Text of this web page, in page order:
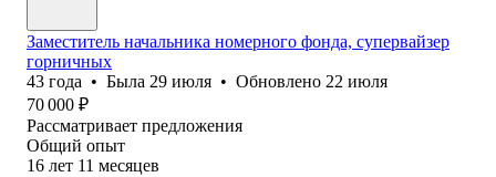
Заместитель начальника номерного фонда, супервайзер
горничных
43 года • Была 29 июля • Обновлено 22 июля
70 000 ₽
Рассматривает предложения
Общий опыт
16 лет 11 месяцев